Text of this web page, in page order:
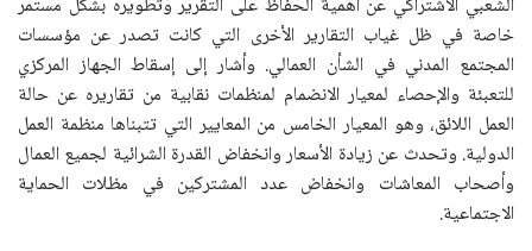
الشعبي الاشتراكي عن أهمية الحفاظ على التقرير وتطويره بشكل مستمر
خاصة في ظل غياب التقارير الأخرى التي كانت تصدر عن مؤسسات
المجتمع المدني في الشأن العمالي. وأشار إلى إسقاط الجهاز المركزي
للتعبئة والإحصاء لمعيار الانضمام لمنظمات نقابية من تقاريره عن حالة
العمل اللائق، وهو المعيار الخامس من المعايير التي تتبناها منظمة العمل
الدولية. وتحدث عن زيادة الأسعار وانخفاض القدرة الشرائية لجميع العمال
وأصحاب المعاشات وانخفاض عدد المشتركين في مظلات الحماية
الاجتماعية.